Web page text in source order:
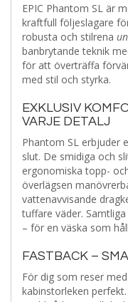
EPIC Phantom SL är
kraftfull följeslagare
robusta och stilrena
banbrytande teknik
för att överträffa
med stil och styrka.
EXKLUSIV
VARJE DETALJ
Phantom SL erbjuder
slut. De smidiga och
ergonomiska topp-
överlägsen
vattenavvisande
tuffare väder.
– för en väska som
FASTBACK –
För dig som reser
kabinstorleken